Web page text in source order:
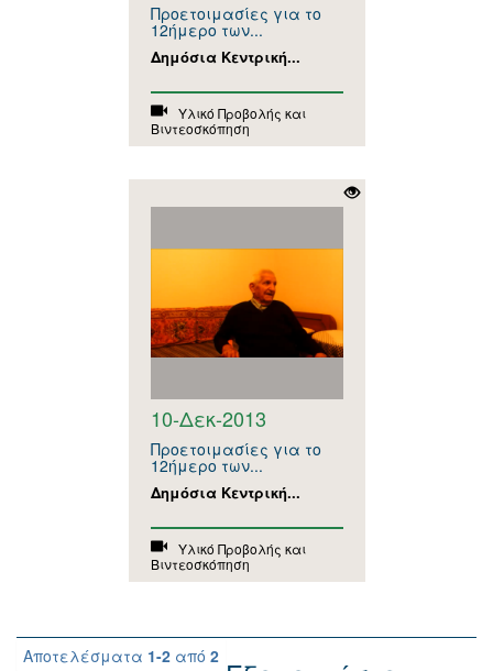
Προετοιμασίες για το
12ήμερο των...
Δημόσια Κεντρική...
Υλικό Προβολής και
Βιντεοσκόπηση
10-Δεκ-2013
Προετοιμασίες για το
12ήμερο των...
Δημόσια Κεντρική...
Υλικό Προβολής και
Βιντεοσκόπηση
Αποτελέσματα 1-2 από 2